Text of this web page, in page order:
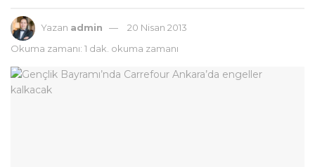
Yazan admin
20 Nisan 2013
Okuma zamanı: 1 dak. okuma zamanı